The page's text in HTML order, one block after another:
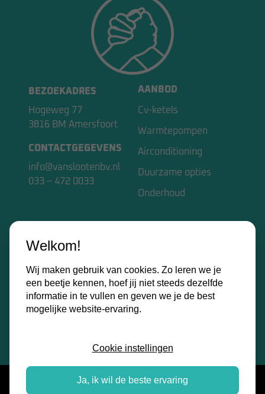
BEZOEKADRES
Hogeweg 77
3816 BM Amersfoort
CONTACTGEGEVENS
info@vanslootenbv.nl
033 – 472 0033
AANBOD
Cv-ketels
Warmtepompen
Airconditioning
Duurzame opties
Onderhoud
Home
Over ons
Kennisbank
Contact
Algemene voorwaarden|Privacy
Welkom!
Wij maken gebruik van cookies. Zo leren we je
een beetje kennen, hoef jij niet steeds dezelfde
informatie in te vullen en geven we je de best
mogelijke website-ervaring.
Cookie instellingen
Ja, ik wil de beste ervaring